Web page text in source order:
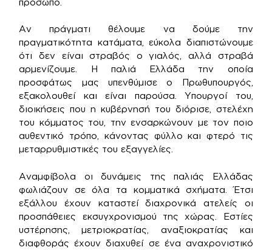
πρόσωπο.
Αν πράγματι θέλουμε να δούμε την
πραγματικότητα κατάματα, εύκολα διαπιστώνουμε
ότι δεν είναι στραβός ο γιαλός, αλλά στραβά
αρμενίζουμε. Η παλιά Ελλάδα την οποία
προσφάτως μας υπενθύμισε ο Πρωθυπουργός,
εξακολουθεί και είναι παρούσα. Υπουργοί του,
διοικήσεις που η κυβέρνησή του διόρισε, στελέχη
του κόμματος του, την ενσαρκώνουν με τον ποιο
αυθεντικό τρόπο, κάνοντας φύλλο και φτερό τις
μεταρρυθμιστικές του εξαγγελίες.
Αναμφίβολα οι δυνάμεις της παλιάς Ελλάδας
φωλιάζουν σε όλα τα κομματικά σχήματα. Έτσι
εξάλλου έχουν καταστεί διαχρονικά ατελείς οι
προσπάθειες εκσυγχρονισμού της χώρας. Εστίες
υστέρησης, μετριοκρατίας, αναξιοκρατίας και
διαφθοράς έχουν διαχυθεί σε ένα αναχρονιστικό